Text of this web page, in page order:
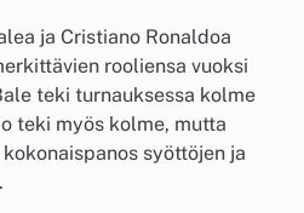
ja Cristiano Ronaldoa
rooliensa vuoksi
teki turnauksessa kolme
teki myös kolme, mutta
syöttöjen ja